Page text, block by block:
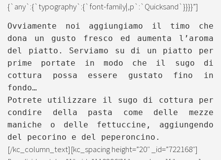
{`any`:{`typography`:{`font-family|,p`:`Quicksand`}}}}”]
Ovviamente noi aggiungiamo il timo che
dona un gusto fresco ed aumenta l’aroma
del piatto. Serviamo su di un piatto per
prime portate in modo che il sugo di
cottura possa essere gustato fino in
fondo…
Potrete utilizzare il sugo di cottura per
condire della pasta come delle mezze
maniche o delle fettuccine, aggiungendo
del pecorino e del peperoncino.
[/kc_column_text][kc_spacing height=”20″ _id=”722168″]